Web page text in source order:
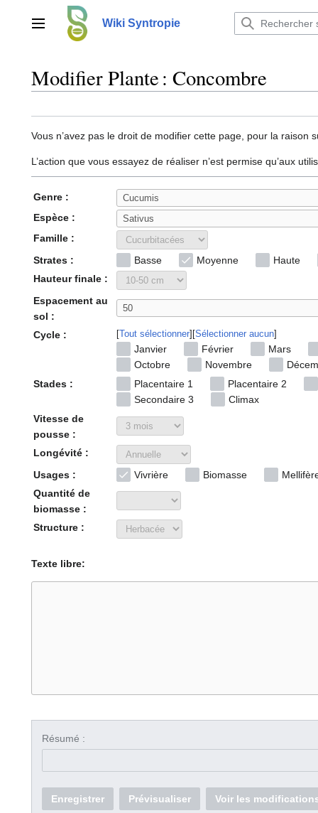
contenuMenu principalWiki Syntropie
Modifier Plante : Concombre
Vous n’avez pas le droit de modifier cette page, pour la raison
L’action que vous essayez de réaliser n’est permise qu’aux
Genre :
Espèce :
Famille :
Strates :
Basse Moyenne
Haute
Hauteur finale :
Espacement au
sol :
Cycle :
Tout sélectionner Sélectionner aucun
Janvier Février
Mars
Octobre
Novembre
Stades :
Placentaire 1
Placentaire 2
Secondaire 3
Climax
Vitesse de
pousse :
Longévité :
Usages :
Vivrière Biomasse
Quantité de
biomasse :
Structure :
Texte libre:
Résumé :
Enregistrer Prévisualiser Voir les